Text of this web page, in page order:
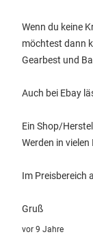
Wenn du keine
möchtest dann
Gearbest und
Auch bei Ebay
Ein Shop/
Werden in
Im Preisbereich
Gruß
vor 9 Jahre